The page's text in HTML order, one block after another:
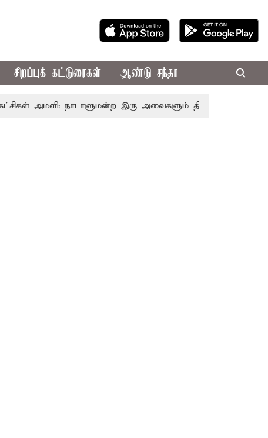
சிறப்புக் கட்டுரைகள் ஆண்டு சந்தா
அமளி: நாடாளுமன்ற இரு அவைகளும் திங்கள்கிழமை வரை